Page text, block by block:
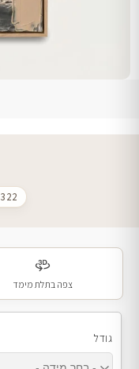
322 חוות דעת
צפה בתלת מימד
גודל